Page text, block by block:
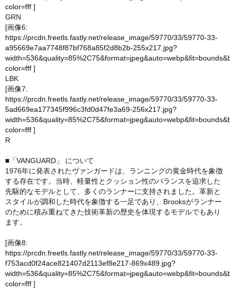
color=fff ]
GRN
[画像6:
https://prcdn.freetls.fastly.net/release_image/59770/33/59770-33-
a95669e7aa7748f87bf768a85f2d8b2b-255x217.jpg?
color=fff ]
LBK
[画像7:
https://prcdn.freetls.fastly.net/release_image/59770/33/59770-33-
5ad669ea177345f996c3fd0d47fe3a69-256x217.jpg?
color=fff ]
R
■「VANGUARD」 について
1976年に発表されたヴァンガードは、ランニングの黄金時代を象徴
する存在です。当時、軽量性とクッション性のバランスを追求した
先駆的なモデルとして、多くのランナーに支持されました。革新と
スタイルが調和した時代を象徴する一足であり、Brooksがランナー
のために積み重ねてきた技術革新の歴史を体現するモデルでもあり
ます。
[画像8:
https://prcdn.freetls.fastly.net/release_image/59770/33/59770-33-
f753acd0f24ace821407d2113ef8e217-869x489.jpg?
color=fff ]